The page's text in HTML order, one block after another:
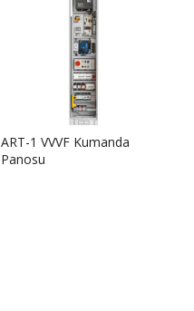
ART-1 VVVF Kumanda
Panosu